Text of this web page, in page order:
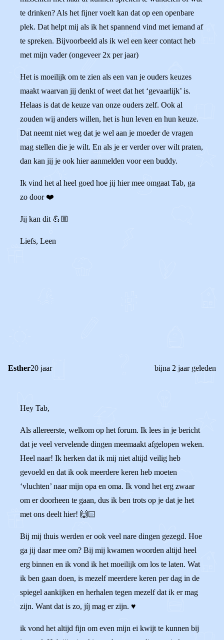
te drinken? Als het fijner voelt kan dat op een openbare
plek. Dat helpt mij als ik het spannend vind met iemand af
te spreken. Bijvoorbeeld als ik wel een keer contact heb
met mijn vader (ongeveer 2x per jaar)
Het is moeilijk om te zien als een van je ouders keuzes
maakt waarvan jij denkt of weet dat het ‘gevaarlijk’ is.
Helaas is dat de keuze van onze ouders zelf. Ook al
zouden wij anders willen, het is hun leven en hun keuze.
Dat neemt niet weg dat je wel aan je moeder de vragen
mag stellen die je wilt. En als je er verder over wilt praten,
dan kan jij je ook hier aanmelden voor een buddy.
Ik vind het al heel goed hoe jij hier mee omgaat Tab, ga
zo door ❤️
Jij kan dit 💪🏼
Liefs, Leen
Esther20 jaar bijna 2 jaar geleden
Hey Tab,
Als allereerste, welkom op het forum. Ik lees in je bericht
dat je veel vervelende dingen meemaakt afgelopen weken.
Heel naar! Ik herken dat ik mij niet altijd veilig heb
gevoeld en dat ik ook meerdere keren heb moeten
‘vluchten’ naar mijn opa en oma. Ik vond het erg zwaar
om er doorheen te gaan, dus ik ben trots op je dat je het
met ons deelt hier! 🙌🏻
Bij mij thuis werden er ook veel nare dingen gezegd. Hoe
ga jij daar mee om? Bij mij kwamen woorden altijd heel
erg binnen en ik vond ik het moeilijk om los te laten. Wat
ik ben gaan doen, is mezelf meerdere keren per dag in de
spiegel aankijken en herhalen tegen mezelf dat ik er mag
zijn. Want dat is zo, jíj mag er zijn. ♥️
ik vond het altijd fijn om even mijn ei kwijt te kunnen bij